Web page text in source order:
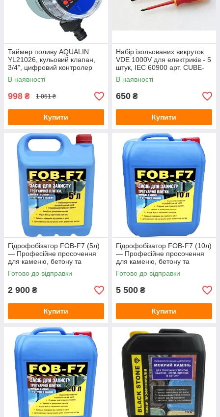
Зарядні станції
Метеостанції
Колориметри (вимірювачі кольору)
Товщиноміри
Вимірювання відстані і розмірів
Термогігрометри (RH)
Тестери електромагнітних полів (НЧ, ВЧ)
Вологоміри зерна
Телеметрія, ендоскопи, бороскопи
Контроль вібрацій
Ручні принтери (маркіратори)
PH-електроди
Таймер поливу AQUALIN
YL21026, кульовий клапан,
3/4", цифровий контролер
подачі води
В наявності
998 ₴ 1 051 ₴
Купити
Набір ізольованих викруток
VDE 1000V для електриків - 5
штук, IEC 60900 арт. CUBE-
1000/5
В наявності
650 ₴
Купити
Гідрофобізатор FOB-F7 (5л)
— Професійне просочення
для каменю, бетону та
тротуарної плитки (захист від
висолів)
Готово до відправки
2 900 ₴
Купити
Гідрофобізатор FOB-F7 (10л)
— Професійне просочення
для каменю, бетону та
тротуарної плитки (захист від
висолів)
Готово до відправки
5 500 ₴
Купити